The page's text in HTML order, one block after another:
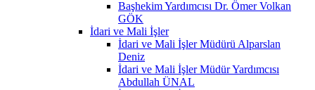
Başhekim Yardımcısı Dr. Ömer Volkan
GÖK
İdari ve Mali İşler
İdari ve Mali İşler Müdürü Alparslan
Deniz
İdari ve Mali İşler Müdür Yardımcısı
Abdullah ÜNAL